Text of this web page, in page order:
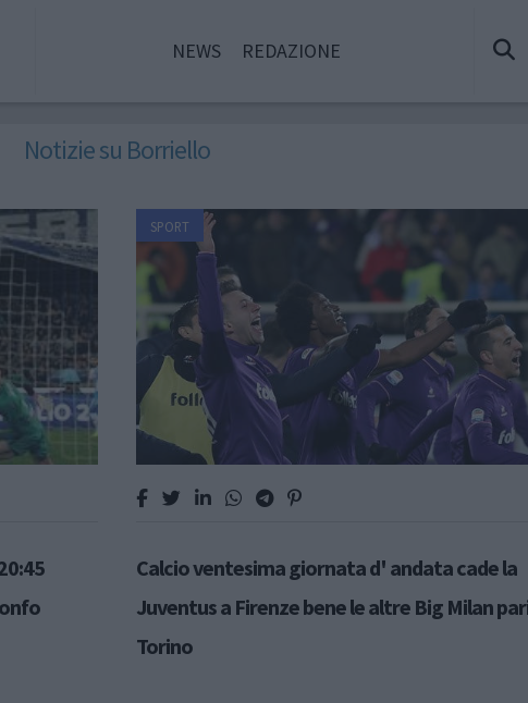
NEWS REDAZIONE
Notizie su Borriello
SPORT
Calcio ventesima giornata d' andata cade la
Juventus a Firenze bene le altre Big Milan
Torino